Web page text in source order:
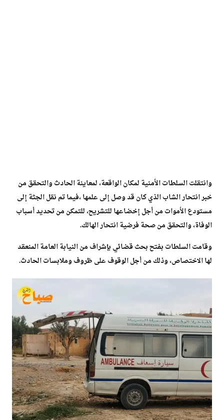
وانتقلت السلطات الأمنية لمكان الواقعة، لمعاينة الحادث والتحقق من
خبر انتحار الشاب الذي كان قد وصل إلى علمها ،فيما تم نقل الجثة إلى
مستودع الأموات من أجل إخضاعها للتشريح، للتمكن من تحديد أسباب
الوفاة، والتحقق من صحة فرضية انتحار الهالك.
وقامت السلطات بفتح بحث قضائي بإشراف من النيابة العامة المنعقد
لها الاختصاص، وذلك من أجل الوقوف على ظروف وملابسات الحادث.